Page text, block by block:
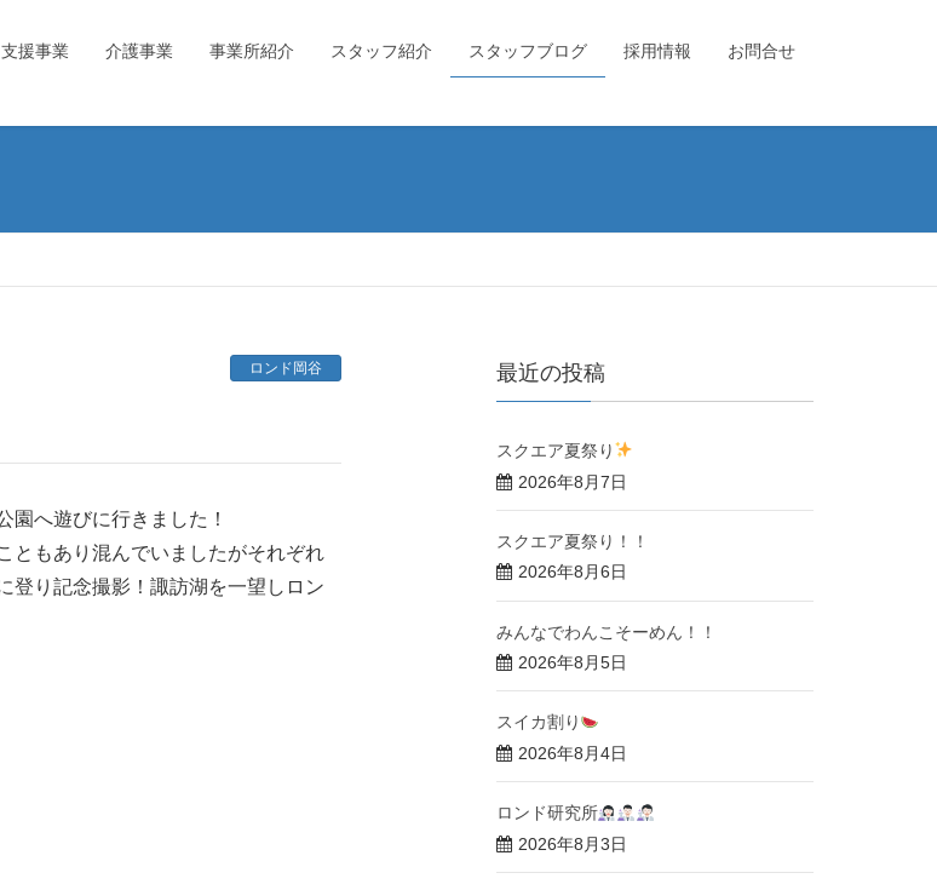
支援事業 介護事業 事業所紹介 スタッフ紹介 スタッフブログ 採用情報 お問合せ
ロンド岡谷
園へ遊びに行きました！
ともあり混んでいましたがそれぞれ
登り記念撮影！諏訪湖を一望しロン
最近の投稿
スクエア夏祭り
2026年8月7日
スクエア夏祭り！！
2026年8月6日
みんなでわんこそーめん！！
2026年8月5日
スイカ割り
2026年8月4日
ロンド研究所
2026年8月3日